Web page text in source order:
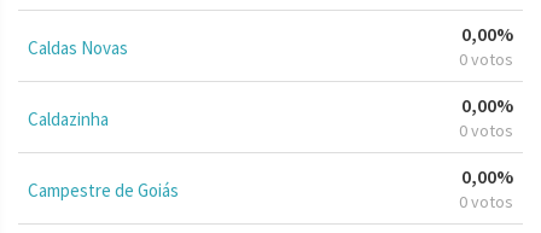
Caldas Novas
0,00%
0 votos
Caldazinha
0,00%
0 votos
Campestre de Goiás
0,00%
0 votos